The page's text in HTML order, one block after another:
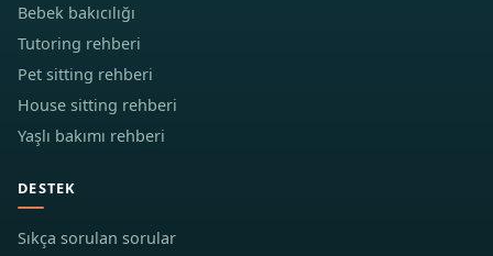
Bebek bakıcılığı
Tutoring rehberi
Pet sitting rehberi
House sitting rehberi
Yaşlı bakımı rehberi
DESTEK
Sıkça sorulan sorular